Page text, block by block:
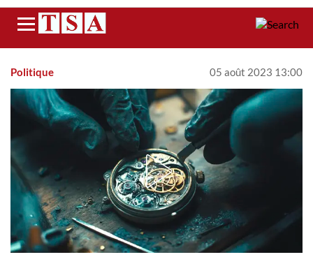
Menu
Politique 05 août 2023 13:00